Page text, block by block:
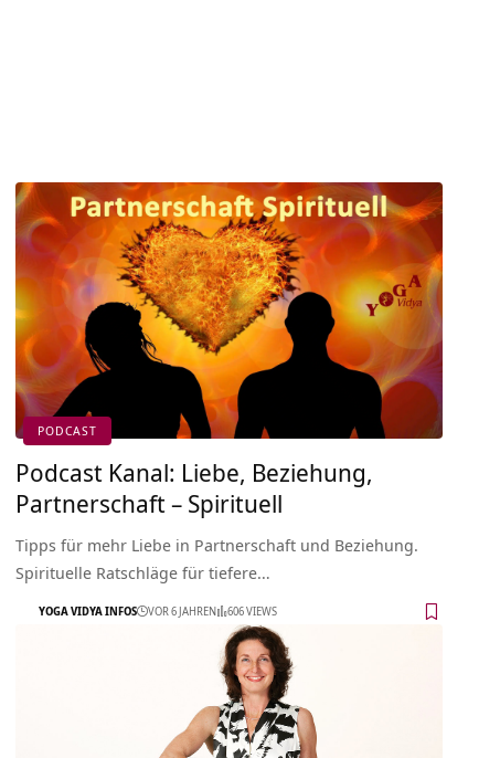
PODCAST
Podcast Kanal: Liebe, Beziehung,
Partnerschaft – Spirituell
Tipps für mehr Liebe in Partnerschaft und Beziehung.
Spirituelle Ratschläge für tiefere…
YOGA VIDYA INFOS VOR 6 JAHREN 606 VIEWS